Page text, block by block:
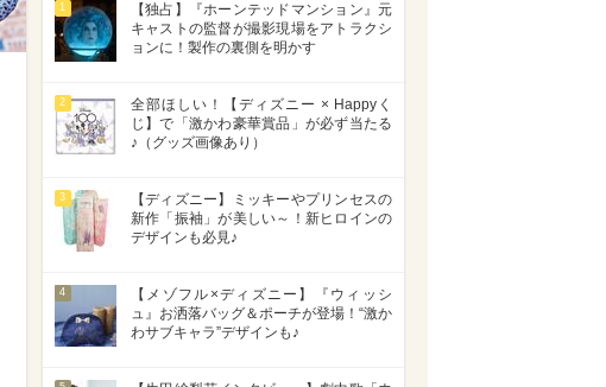
1
【独占】『ホーンテッドマンション』元
キャストの監督が撮影現場をアトラクシ
ョンに！製作の裏側を明かす
2
全部ほしい！【ディズニー × Happyく
じ】で「激かわ豪華賞品」が必ず当たる
♪（グッズ画像あり）
3
【ディズニー】ミッキーやプリンセスの
新作「振袖」が美しい～！新ヒロインの
デザインも必見♪
4
【メゾフル×ディズニー】『ウィッシ
ュ』お洒落バッグ＆ポーチが登場！“激か
わサブキャラ”デザインも♪